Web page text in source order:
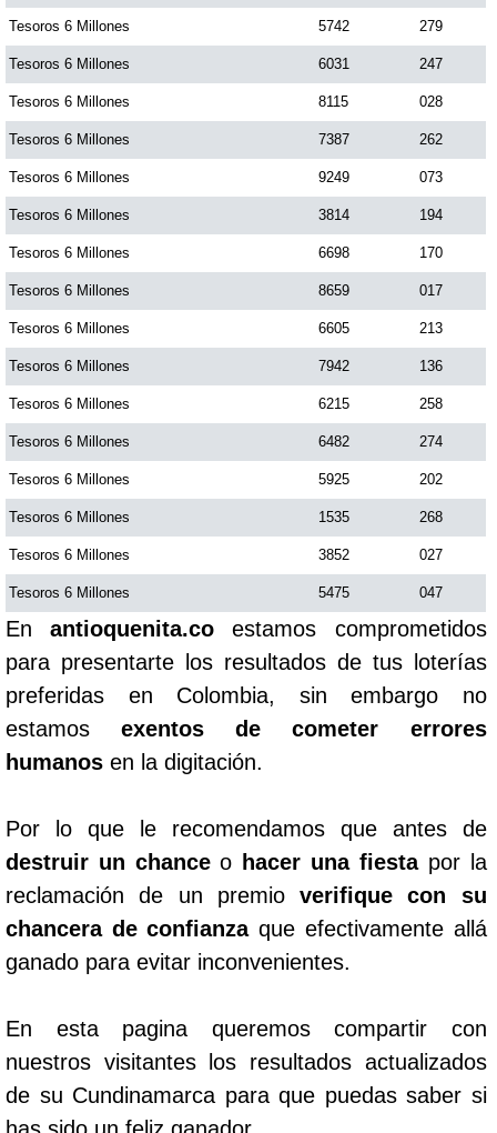
Tesoros 6 Millones 5742 279
Tesoros 6 Millones 6031 247
Tesoros 6 Millones 8115 028
Tesoros 6 Millones 7387 262
Tesoros 6 Millones 9249 073
Tesoros 6 Millones 3814 194
Tesoros 6 Millones 6698 170
Tesoros 6 Millones 8659 017
Tesoros 6 Millones 6605 213
Tesoros 6 Millones 7942 136
Tesoros 6 Millones 6215 258
Tesoros 6 Millones 6482 274
Tesoros 6 Millones 5925 202
Tesoros 6 Millones 1535 268
Tesoros 6 Millones 3852 027
Tesoros 6 Millones 5475 047
Enantioquenita.co estamos comprometidos
para presentarte los resultados de tus loterías
preferidas en Colombia, sin embargo no
estamosexentos de cometer errores
humanos en la digitación.
Por lo que le recomendamos que antes de
destruir un chanceo hacer una fiestapor la
reclamación de un premioverifique con su
chancera de confianzaque efectivamente allá
ganado para evitar inconvenientes.
En esta pagina queremos compartir con
nuestros visitantes los resultados actualizados
de su Cundinamarca para que puedas saber si